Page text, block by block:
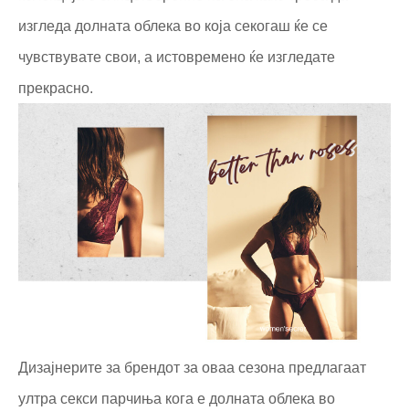
изгледа долната облека во која секогаш ќе се
чувствувате свои, а истовремено ќе изгледате
прекрасно.
Дизајнерите за брендот за оваа сезона предлагаат
ултра секси парчиња кога е долната облека во